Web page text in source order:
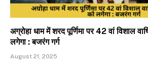
अग्रोहा धाम में शरद पूर्णिमा पर 42 वां विशाल
लगेगा : बजरंग गर्ग
August 21, 2025